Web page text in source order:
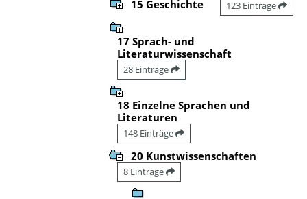
15 Geschichte 123 Einträge
17 Sprach- und
Literaturwissenschaft
28 Einträge
18 Einzelne Sprachen und
Literaturen
148 Einträge
20 Kunstwissenschaften
8 Einträge